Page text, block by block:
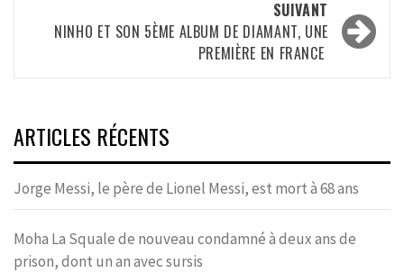
SUIVANT
NINHO ET SON 5ÈME ALBUM DE DIAMANT, UNE
PREMIÈRE EN FRANCE
ARTICLES RÉCENTS
Jorge Messi, le père de Lionel Messi, est mort à 68 ans
Moha La Squale de nouveau condamné à deux ans de
prison, dont un an avec sursis